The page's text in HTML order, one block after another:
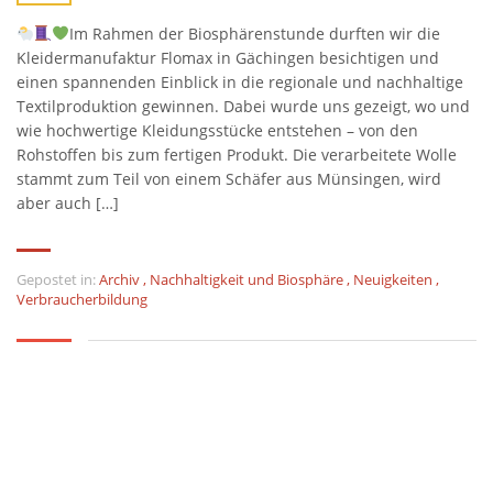
Im Rahmen der Biosphärenstunde durften wir die
Kleidermanufaktur Flomax in Gächingen besichtigen und
einen spannenden Einblick in die regionale und nachhaltige
Textilproduktion gewinnen. Dabei wurde uns gezeigt, wo und
wie hochwertige Kleidungsstücke entstehen – von den
Rohstoffen bis zum fertigen Produkt. Die verarbeitete Wolle
stammt zum Teil von einem Schäfer aus Münsingen, wird
aber auch […]
Gepostet in:Archiv, Nachhaltigkeit und Biosphäre, Neuigkeiten ,
Verbraucherbildung